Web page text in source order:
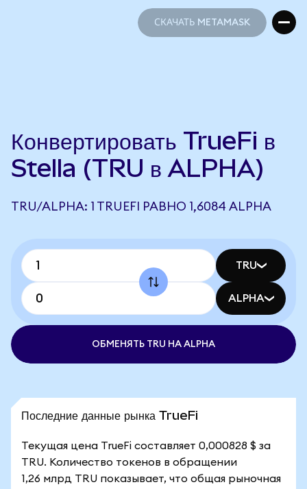
СКАЧАТЬ METAMASK
Конвертировать TrueFi в
Stella (TRU в ALPHA)
TRU/ALPHA: 1 TRUEFI РАВНО 1,6084 ALPHA
TRU
ALPHA
ОБМЕНЯТЬ TRU НА ALPHA
Последние данные рынка TrueFi
Текущая цена TrueFi составляет 0,000828 $ за
TRU. Количество токенов в обращении
1,26 млрд TRU показывает, что общая рыночная